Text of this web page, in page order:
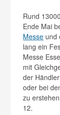
Rund
Ende Mai
Messe
lang ein
Messe
mit
der
oder bei
zu
12.